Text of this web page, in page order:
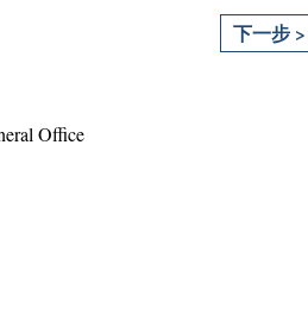
下一步 >
Office